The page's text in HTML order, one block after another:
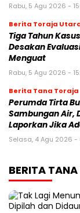
Rabu, 5 Agu 2026 -
Berita Toraja
Tiga Tahun
Desakan
Menguat
Rabu, 5 Agu 2026 -
Berita Tana Toraja
Perumda Tirta
Sambungan Air,
Laporkan Jika
Selasa, 4 Agu 2026 -
BERITA